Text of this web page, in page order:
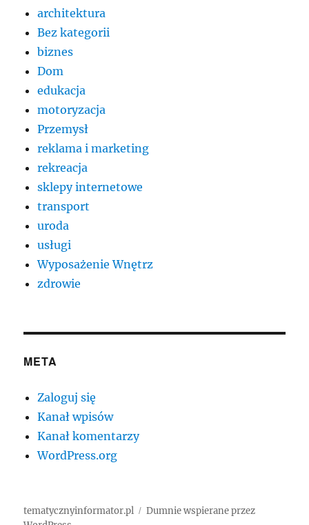
architektura
Bez kategorii
biznes
Dom
edukacja
motoryzacja
Przemysł
reklama i marketing
rekreacja
sklepy internetowe
transport
uroda
usługi
Wyposażenie Wnętrz
zdrowie
META
Zaloguj się
Kanał wpisów
Kanał komentarzy
WordPress.org
tematycznyinformator.pl
Dumnie wspierane przez